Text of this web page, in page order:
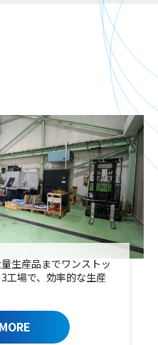
生産品までワンストッ
工場で、効率的な生産